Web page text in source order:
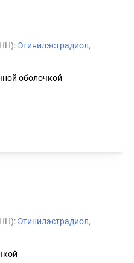
Этинилэстрадиол,
оболочкой
Этинилэстрадиол,